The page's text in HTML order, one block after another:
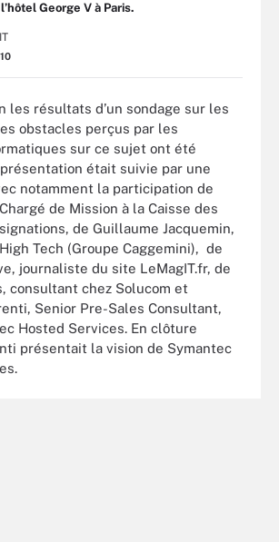
George V à Paris.
les résultats d’un sondage sur les
obstacles perçus par les
sur ce sujet ont été
était suivie par une
notamment la participation de
de Mission à la Caisse des
de Guillaume Jacquemin,
Tech (Groupe Caggemini), de
journaliste du site LeMagIT.fr, de
consultant chez Solucom et
Senior Pre-Sales Consultant,
Hosted Services. En clôture
présentait la vision de Symantec